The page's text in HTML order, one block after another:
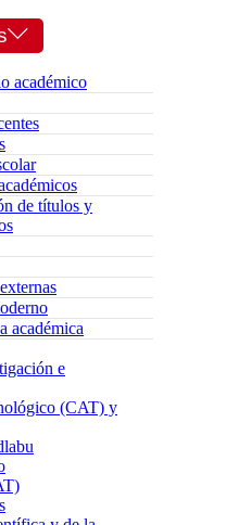
académico
de títulos y
académica
e
(CAT) y